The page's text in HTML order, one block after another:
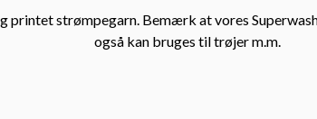
printet strømpegarn. Bemærk at vores
også kan bruges til trøjer m.m.